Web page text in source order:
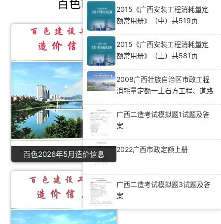
百色市造价信息推荐
百色2026年5月造价信息
2015《广西安装工程消耗量定
额常用册》（中）共519页
2015《广西安装工程消耗量定
额常用册》（上）共581页
2008广西壮族自治区市政工程
消耗量定额一土石方工程、道路
广西二造考试模拟题1试题及答
案
2022广西市政定额上册
广西二造考试模拟题3试题及答
案